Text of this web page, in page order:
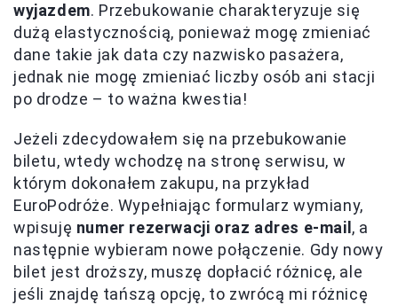
wyjazdem. Przebukowanie charakteryzuje się
dużą elastycznością, ponieważ mogę zmieniać
dane takie jak data czy nazwisko pasażera,
jednak nie mogę zmieniać liczby osób ani stacji
po drodze – to ważna kwestia!
Jeżeli zdecydowałem się na przebukowanie
biletu, wtedy wchodzę na stronę serwisu, w
którym dokonałem zakupu, na przykład
EuroPodróże. Wypełniając formularz wymiany,
wpisuję numer rezerwacji oraz adres e-mail , a
następnie wybieram nowe połączenie. Gdy nowy
bilet jest droższy, muszę dopłacić różnicę, ale
jeśli znajdę tańszą opcję, to zwrócą mi różnicę